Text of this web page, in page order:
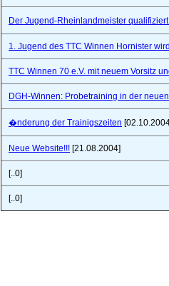
Der Jugend-Rheinlandmeister
1. Jugend des TTC Winnen Hornister
TTC Winnen 70 e.V. mit neuem Vorsitz
DGH-Winnen: Probetraining in der
�nderung der Trainigszeiten
Neue Website!!! [21.08.2004]
[..0]
[..0]